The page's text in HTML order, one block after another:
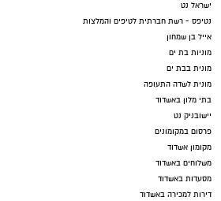
ישראל נט
נטיפס - רשת חברתית לטיפים והמלצות
אייל בן שמחון
מוניות בת ים
מונית בבת ים
מונית לשדה התעופה
בתי מלון באשדוד
יישובניק נט
פרסום במקומונים
מקומון אשדוד
משלוחים באשדוד
מסעדות באשדוד
דירות למכירה באשדוד